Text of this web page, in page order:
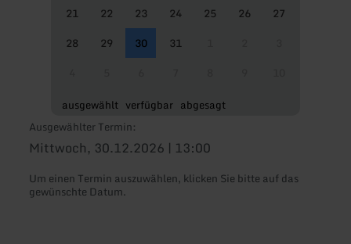
21
22 23 24 25 26
27
28
29 30 31
ausgewählt verfügbar abgesagt
Ausgewählter Termin:
Mittwoch, 30.12.2026 | 13:00
Um einen Termin auszuwählen, klicken Sie bitte auf das
gewünschte Datum.